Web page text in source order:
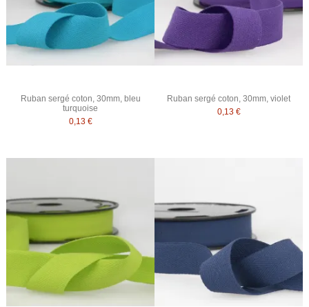
Ruban sergé coton, 30mm, bleu
turquoise
0,13 €
Ruban sergé coton, 30mm, violet
0,13 €